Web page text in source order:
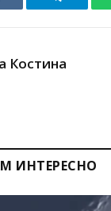
Telegram
Костина
ИНТЕРЕСНО